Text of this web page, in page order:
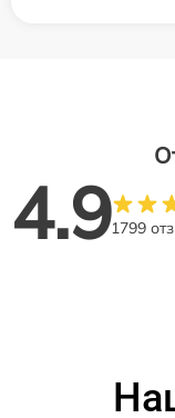
4.91799